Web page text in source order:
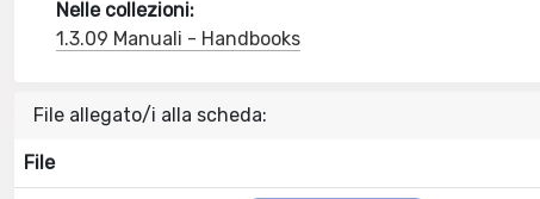
Nelle collezioni:
1.3.09 Manuali - Handbooks
File allegato/i alla scheda:
File